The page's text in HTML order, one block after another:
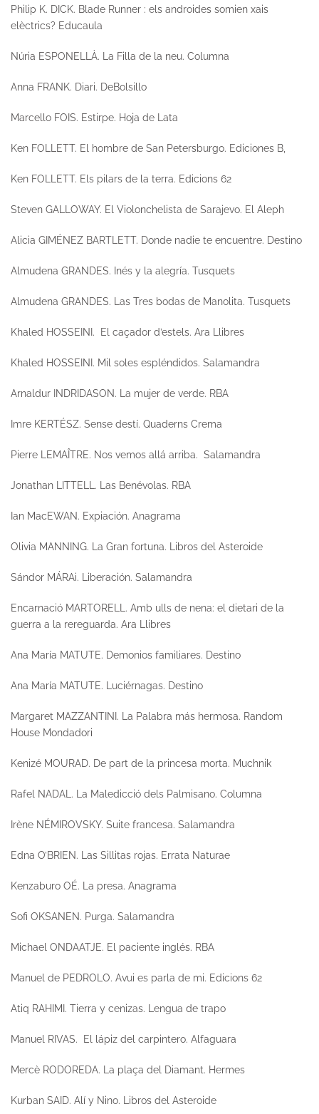
Philip K. DICK. Blade Runner : els androides somien xais
elèctrics? Educaula
Núria ESPONELLÀ. La Filla de la neu. Columna
Anna FRANK. Diari. DeBolsillo
Marcello FOIS. Estirpe. Hoja de Lata
Ken FOLLETT. El hombre de San Petersburgo. Ediciones B,
Ken FOLLETT. Els pilars de la terra. Edicions 62
Steven GALLOWAY. El Violonchelista de Sarajevo. El Aleph
Alicia GIMÉNEZ BARTLETT. Donde nadie te encuentre. Destino
Almudena GRANDES. Inés y la alegría. Tusquets
Almudena GRANDES. Las Tres bodas de Manolita. Tusquets
Khaled HOSSEINI. El caçador d’estels. Ara Llibres
Khaled HOSSEINI. Mil soles espléndidos. Salamandra
Arnaldur INDRIDASON. La mujer de verde. RBA
Imre KERTÉSZ. Sense destí. Quaderns Crema
Pierre LEMAÎTRE. Nos vemos allá arriba. Salamandra
Jonathan LITTELL. Las Benévolas. RBA
Ian MacEWAN. Expiación. Anagrama
Olivia MANNING. La Gran fortuna. Libros del Asteroide
Sándor MÁRAi. Liberación. Salamandra
Encarnació MARTORELL. Amb ulls de nena: el dietari de la
guerra a la rereguarda. Ara Llibres
Ana María MATUTE. Demonios familiares. Destino
Ana María MATUTE. Luciérnagas. Destino
Margaret MAZZANTINI. La Palabra más hermosa. Random
House Mondadori
Kenizé MOURAD. De part de la princesa morta. Muchnik
Rafel NADAL. La Maledicció dels Palmisano. Columna
Irène NÉMIROVSKY. Suite francesa. Salamandra
Edna O’BRIEN. Las Sillitas rojas. Errata Naturae
Kenzaburo OÉ. La presa. Anagrama
Sofi OKSANEN. Purga. Salamandra
Michael ONDAATJE. El paciente inglés. RBA
Manuel de PEDROLO. Avui es parla de mi. Edicions 62
Atiq RAHIMI. Tierra y cenizas. Lengua de trapo
Manuel RIVAS. El lápiz del carpintero. Alfaguara
Mercè RODOREDA. La plaça del Diamant. Hermes
Kurban SAID. Alí y Nino. Libros del Asteroide